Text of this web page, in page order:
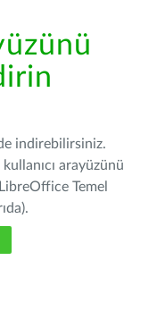
indirebilirsiniz.
arayüzünü
Temel